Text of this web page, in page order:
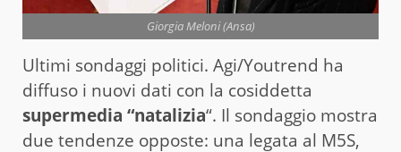
Giorgia Meloni (Ansa)
Ultimi sondaggi politici. Agi/Youtrend ha
diffuso i nuovi dati con la cosiddetta
supermedia “natalizia“. Il sondaggio mostra
due tendenze opposte: una legata al M5S,